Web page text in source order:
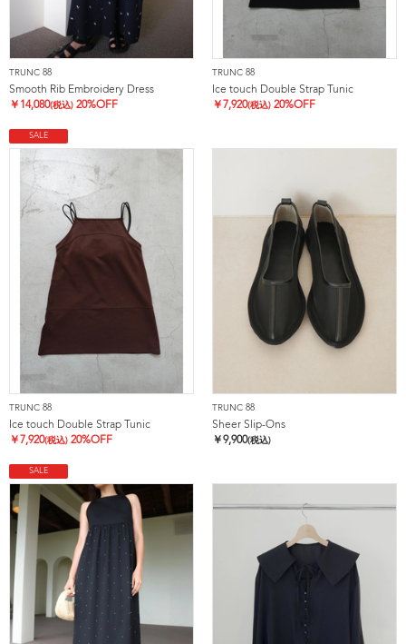
TRUNC 88
Smooth Rib Embroidery Dress
￥ 14,080(税込) 20%OFF
TRUNC 88
Ice touch Double Strap Tunic
￥ 7,920(税込) 20%OFF
SALE
TRUNC 88
Ice touch Double Strap Tunic
￥ 7,920(税込) 20%OFF
TRUNC 88
Sheer Slip-Ons
￥9,900(税込)
SALE